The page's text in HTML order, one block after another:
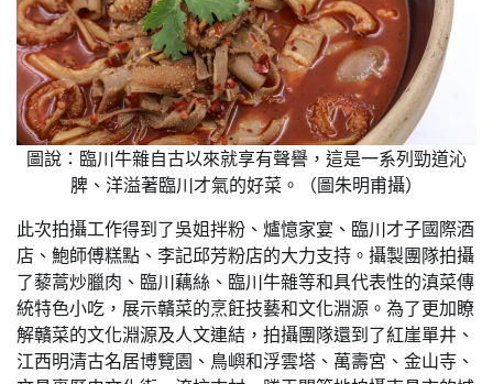
圖說：臨川牛雜自古以來就享有聲譽，這是一系列勁道沁
脾、洋溢著臨川才氣的好菜。（圖朱明甫攝）
此次拍攝工作得到了吳姐拌粉、爐憶家宴、臨川才子國際酒
店、鮑師傅糕點、李記邱芳粉店的大力支持。攝製團隊拍攝
了藜蒿炒臘肉、臨川藕絲、臨川牛雜等和具代表性的滇菜傳
統特色小吃，展示贛菜的烹飪技藝和文化淵源。為了更加瞭
解贛菜的文化淵源及人文連結，拍攝團隊還到了紅崖單井、
江西明清古名居博覽園、鳥嶼和浮雲塔、萬壽宮、金山寺、